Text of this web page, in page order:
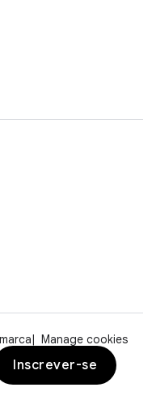
Manage cookies
Inscrever-se